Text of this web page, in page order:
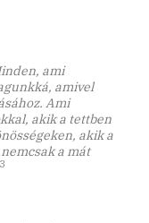
ami
amivel
Ami
akik a tettben
akik a
a mát
3